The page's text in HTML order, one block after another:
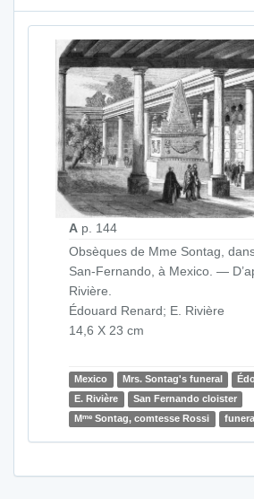
A p. 144
Obsèques de Mme Sontag,
San-Fernando, à Mexico. —
Rivière.
Édouard Renard; E. Rivière
14,6 X 23 cm
Mexico Mrs. Sontag's funeral
E. Rivière
San Fernando cloister
Mme Sontag, comtesse Rossi